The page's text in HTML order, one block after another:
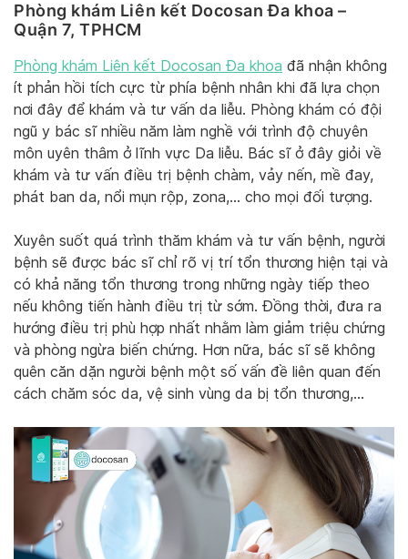
Phòng khám Liên kết Docosan Đa khoa –
Quận 7, TPHCM
Phòng khám Liên kết Docosan Đa khoa đã nhận không
ít phản hồi tích cực từ phía bệnh nhân khi đã lựa chọn
nơi đây để khám và tư vấn da liễu. Phòng khám có đội
ngũ y bác sĩ nhiều năm làm nghề với trình độ chuyên
môn uyên thâm ở lĩnh vực Da liễu. Bác sĩ ở đây giỏi về
khám và tư vấn điều trị bệnh chàm, vảy nến, mề đay,
phát ban da, nổi mụn rộp, zona,… cho mọi đối tượng.
Xuyên suốt quá trình thăm khám và tư vấn bệnh, người
bệnh sẽ được bác sĩ chỉ rõ vị trí tổn thương hiện tại và
có khả năng tổn thương trong những ngày tiếp theo
nếu không tiến hành điều trị từ sớm. Đồng thời, đưa ra
hướng điều trị phù hợp nhất nhằm làm giảm triệu chứng
và phòng ngừa biến chứng. Hơn nữa, bác sĩ sẽ không
quên căn dặn người bệnh một số vấn đề liên quan đến
cách chăm sóc da, vệ sinh vùng da bị tổn thương,…